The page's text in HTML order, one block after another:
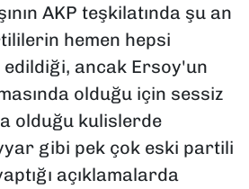
AKP teşkilatında şu an
hemen hepsi
ancak Ersoy'un
olduğu için sessiz
olduğu kulislerde
gibi pek çok eski partili
açıklamalarda